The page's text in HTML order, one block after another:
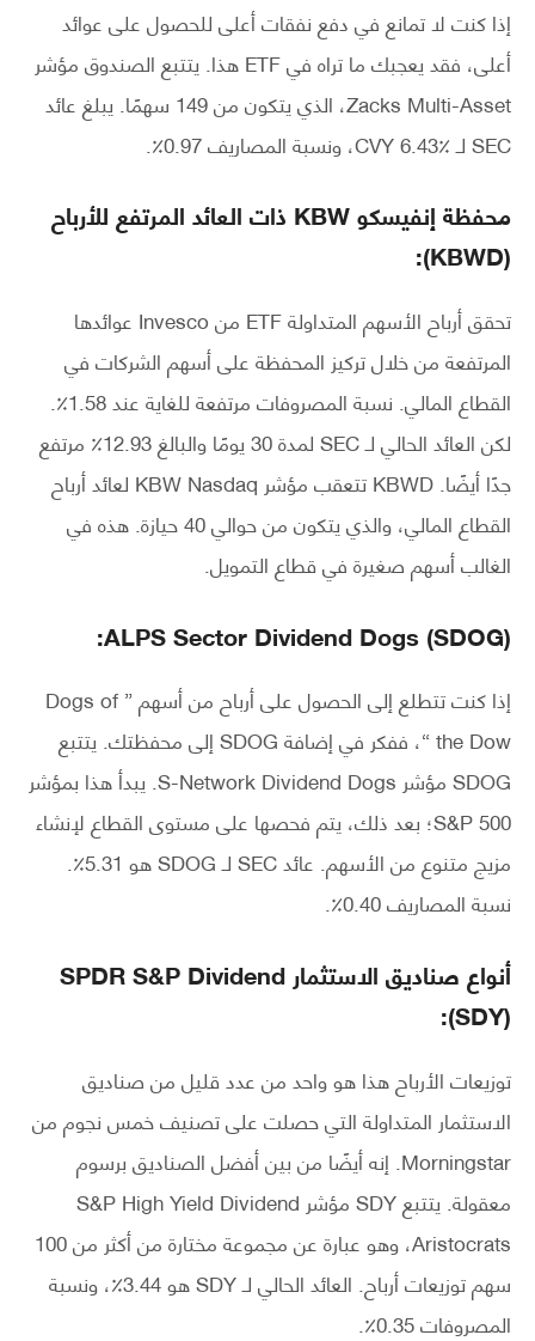
إذا كنت لا تمانع في دفع نفقات أعلى للحصول على عوائد
أعلى، فقد يعجبك ما تراه في ETF هذا. يتتبع الصندوق مؤشر
Zacks Multi-Asset، الذي يتكون من 149 سهمًا. يبلغ عائد
SEC لـ CVY 6.43٪، ونسبة المصاريف 0.97٪.
محفظة إنفيسكو KBW ذات العائد المرتفع للأرباح
(KBWD):
تحقق أرباح الأسهم المتداولة ETF من Invesco عوائدها
المرتفعة من خلال تركيز المحفظة على أسهم الشركات في
القطاع المالي. نسبة المصروفات مرتفعة للغاية عند 1.58٪.
لكن العائد الحالي لـ SEC لمدة 30 يومًا والبالغ 12.93٪ مرتفع
جدًا أيضًا. KBWD تتعقب مؤشر KBW Nasdaq لعائد أرباح
القطاع المالي، والذي يتكون من حوالي 40 حيازة. هذه في
الغالب أسهم صغيرة في قطاع التمويل.
ALPS Sector Dividend Dogs (SDOG):
إذا كنت تتطلع إلى الحصول على أرباح من أسهم ” Dogs of
the Dow “، ففكر في إضافة SDOG إلى محفظتك. يتتبع
SDOG مؤشر S-Network Dividend Dogs. يبدأ هذا بمؤشر
S&P 500؛ بعد ذلك، يتم فحصها على مستوى القطاع لإنشاء
مزيج متنوع من الأسهم. عائد SEC لـ SDOG هو 5.31٪.
نسبة المصاريف 0.40٪.
أنواع صناديق الاستثمار SPDR S&P Dividend
(SDY):
توزيعات الأرباح هذا هو واحد من عدد قليل من صناديق
الاستثمار المتداولة التي حصلت على تصنيف خمس نجوم من
Morningstar. إنه أيضًا من بين أفضل الصناديق برسوم
معقولة. يتتبع SDY مؤشر S&P High Yield Dividend
Aristocrats، وهو عبارة عن مجموعة مختارة من أكثر من 100
سهم توزيعات أرباح. العائد الحالي لـ SDY هو 3.44٪، ونسبة
المصروفات 0.35٪.